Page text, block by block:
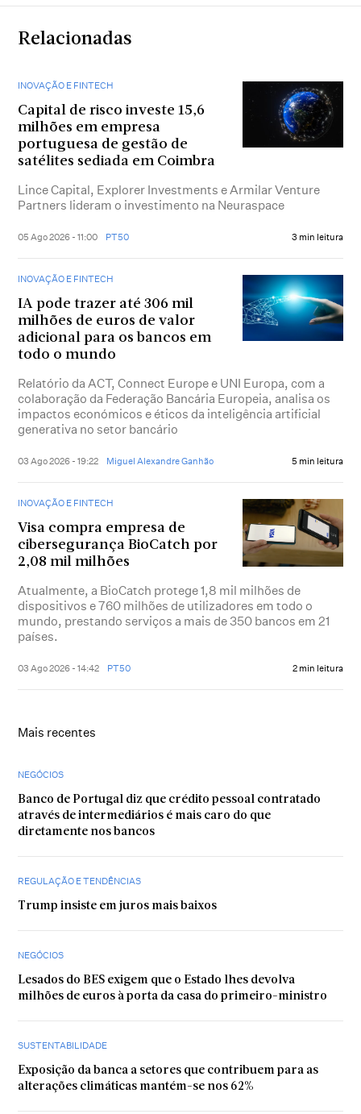
Relacionadas
INOVAÇÃO E FINTECH
Capital de risco investe 15,6
milhões em empresa
portuguesa de gestão de
satélites sediada em Coimbra
Lince Capital, Explorer Investments e Armilar Venture
Partners lideram o investimento na Neuraspace
05 Ago 2026 - 11:00 PT50 3 min leitura
INOVAÇÃO E FINTECH
IA pode trazer até 306 mil
milhões de euros de valor
adicional para os bancos em
todo o mundo
Relatório da ACT, Connect Europe e UNI Europa, com a
colaboração da Federação Bancária Europeia, analisa os
impactos económicos e éticos da inteligência artificial
generativa no setor bancário
03 Ago 2026 - 19:22 Miguel Alexandre Ganhão 5 min leitura
INOVAÇÃO E FINTECH
Visa compra empresa de
cibersegurança BioCatch por
2,08 mil milhões
Atualmente, a BioCatch protege 1,8 mil milhões de
dispositivos e 760 milhões de utilizadores em todo o
mundo, prestando serviços a mais de 350 bancos em 21
países.
03 Ago 2026 - 14:42 PT50 2 min leitura
Mais recentes
NEGÓCIOS
Banco de Portugal diz que crédito pessoal contratado
através de intermediários é mais caro do que
diretamente nos bancos
REGULAÇÃO E TENDÊNCIAS
Trump insiste em juros mais baixos
NEGÓCIOS
Lesados do BES exigem que o Estado lhes devolva
milhões de euros à porta da casa do primeiro-ministro
SUSTENTABILIDADE
Exposição da banca a setores que contribuem para as
alterações climáticas mantém-se nos 62%